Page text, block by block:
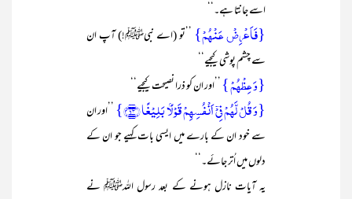
اسے جانتا ہے۔‘‘
{فَاَعۡرِضۡ عَنۡہُمۡ} ’’تو (اے نبیﷺ!) آپ ان
سے چشم پوشی کیجیے‘‘
{وَ عِظۡہُمۡ } ’’اور ان کو ذرا نصیحت کیجیے‘‘
{وَ قُلۡ لَّہُمۡ فِیۡۤ اَنۡفُسِہِمۡ قَوۡلًۢا بَلِیۡغًا ﴿۶۳﴾}
’’اور ان
سے خود ان کے بارے میں ایسی بات کہیے جو ان کے
دلوں میں اُتر جائے۔‘‘
یہ آیات نازل ہونے کے بعد رسول اللہﷺ نے